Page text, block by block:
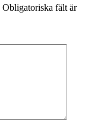
Obligatoriska fält är